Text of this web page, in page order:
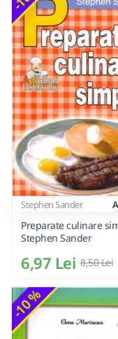
Stephen Sander
Preparate culinare
Stephen Sander
6,97 Lei 8,50 Lei
-10 %